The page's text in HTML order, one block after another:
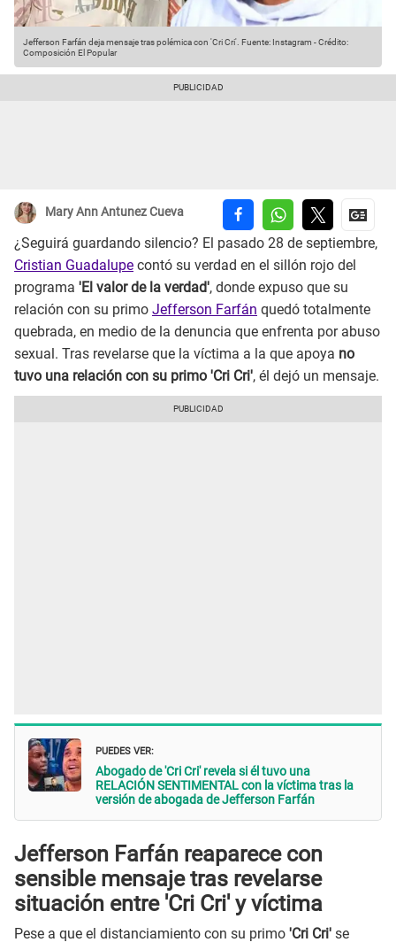
Jefferson Farfán deja mensaje tras polémica con 'Cri Cri'. Fuente: Instagram -Crédito:
Composición El Popular
Mary Ann Antunez Cueva
¿Seguirá guardando silencio? El pasado 28 de septiembre,
Cristian Guadalupe contó su verdad en el sillón rojo del
programa 'El valor de la verdad', donde expuso que su
relación con su primo Jefferson Farfán quedó totalmente
quebrada, en medio de la denuncia que enfrenta por abuso
sexual. Tras revelarse que la víctima a la que apoya no
tuvo una relación con su primo 'Cri Cri', él dejó un mensaje.
PUEDES VER:
Abogado de 'Cri Cri' revela si él tuvo una
RELACIÓN SENTIMENTAL con la víctima tras la
versión de abogada de Jefferson Farfán
Jefferson Farfán reaparece con
sensible mensaje tras revelarse
situación entre 'Cri Cri' y víctima
Pese a que el distanciamiento con su primo 'Cri Cri' se